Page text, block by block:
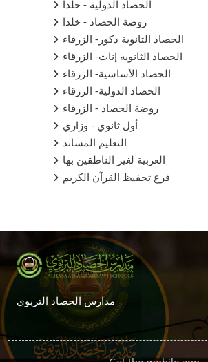
الحصاد الدولية - خلدا
روضة الحصاد - خلدا
الحصاد الثانوية ذكور- الزرقاء
الحصاد الثانوية إناث- الزرقاء
الحصاد الأساسية- الزرقاء
الحصاد الدولية- الزرقاء
روضة الحصاد - الزرقاء
أول ثانوي - وزاري
التعليم المساند
العربية لغير الناطقين بها
فرع تحفيظ القرآن الكريم
Supplementary blocks
مدارس الحصاد التربوي